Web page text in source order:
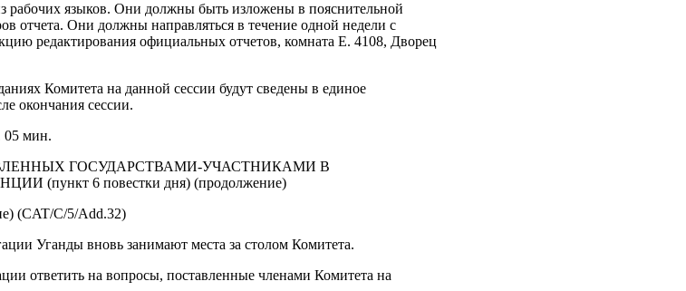
рабочих языков. Они должны быть изложены в пояснительной
отчета. Они должны направляться в течение одной недели с
редактирования официальных отчетов, комната Е. 4108, Дворец
Комитета на данной сессии будут сведены в единое
окончания сессии.
05 мин.
ГОСУДАРСТВАМИ-УЧАСТНИКАМИ В
(пункт 6 повестки дня) (продолжение)
(CAT/C/5/Add.32)
Уганды вновь занимают места за столом Комитета.
ответить на вопросы, поставленные членами Комитета на